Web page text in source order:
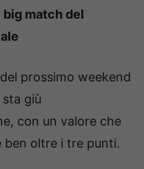
match del
prossimo weekend
giù
con un valore che
ben oltre i tre punti.